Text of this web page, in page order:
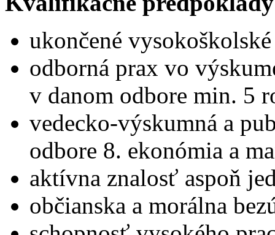
ukončené
odborná prax vo
v danom odbore min. 5
vedecko-výskumná a
odbore 8. ekonómia a
aktívna znalosť aspoň
občianska a morálna